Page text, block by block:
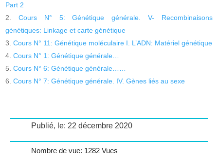
Part 2
Cours N° 5: Génétique générale. V- Recombinaisons
génétiques: Linkage et carte génétique
Cours N° 11: Génétique moléculaire I. L’ADN: Matériel génétique
Cours N° 1: Génétique générale…
Cours N° 6: Génétique générale……
Cours N° 7: Génétique générale. IV. Gènes liés au sexe
Publié, le: 22 décembre 2020
Nombre de vue: 1282 Vues